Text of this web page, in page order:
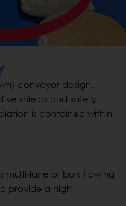
conveyor design,
shields and safety
is contained within
multi-lane or bulk flowing
provide a high